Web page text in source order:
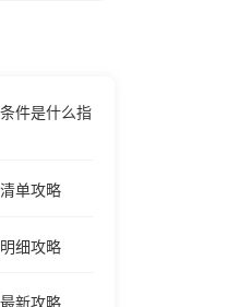
件是什么指
单攻略
细攻略
新攻略